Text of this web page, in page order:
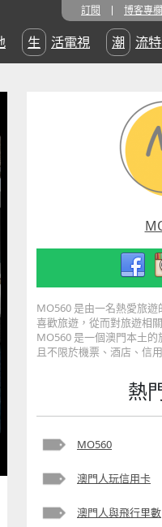
訂閱 博客專欄
生活電視 潮流
MO560 是由一名熱愛旅
喜歡旅遊，從而對旅遊相
MO560 是一個澳門本土
且不限於機票、酒店、信
熱
MO560
澳門人玩信用卡
澳門人與飛行里數